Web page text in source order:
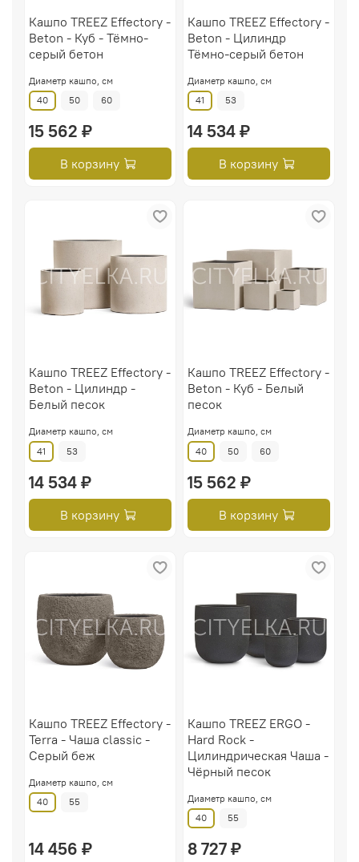
Кашпо TREEZ Effectory -
Beton - Куб - Тёмно-
серый бетон
Диаметр кашпо, см
40
50 60
15 562 ₽
В корзину
Кашпо TREEZ Effectory -
Beton - Цилиндр
Тёмно-серый бетон
Диаметр кашпо, см
41
53
14 534 ₽
В корзину
Кашпо TREEZ Effectory -
Beton - Цилиндр -
Белый песок
Диаметр кашпо, см
41
53
14 534 ₽
В корзину
Кашпо TREEZ Effectory -
Beton - Куб - Белый
песок
Диаметр кашпо, см
40
50 60
15 562 ₽
В корзину
Кашпо TREEZ Effectory -
Terra - Чаша classic -
Серый беж
Диаметр кашпо, см
40
55
14 456 ₽
Кашпо TREEZ ERGO -
Hard Rock -
Цилиндрическая Чаша -
Чёрный песок
Диаметр кашпо, см
40
55
8 727 ₽